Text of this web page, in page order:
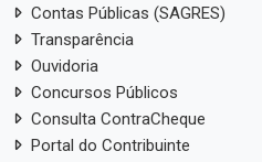
Contas Públicas (SAGRES)
Transparência
Ouvidoria
Concursos Públicos
Consulta ContraCheque
Portal do Contribuinte